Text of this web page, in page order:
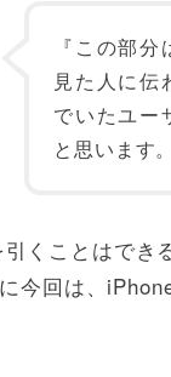
『この部
見た人に伝
でいたユー
と思います。
くことはでき
今回は、